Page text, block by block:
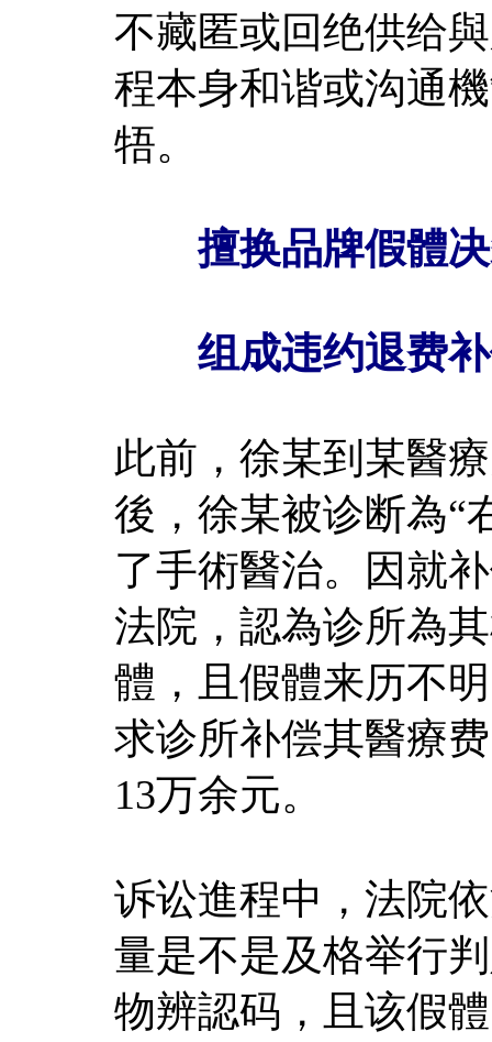
不藏匿或回绝供给
程本身和谐或沟通
牾。
擅换品牌假體决
组成违约退费补
此前，徐某到某醫
後，徐某被诊断為“
了手術醫治。因就
法院，認為诊所為
體，且假體来历不
求诊所补偿其醫療
13万余元。
诉讼進程中，法院
量是不是及格举行
物辨認码，且该假